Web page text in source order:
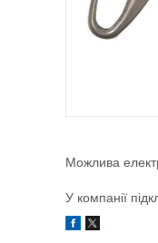
У компанії